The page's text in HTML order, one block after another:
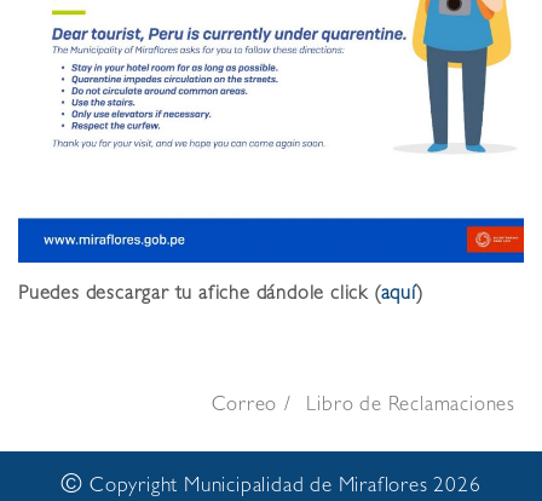
Puedes descargar tu afiche dándole click (aquí)
Correo Libro de Reclamaciones
© Copyright Municipalidad de Miraflores 2026